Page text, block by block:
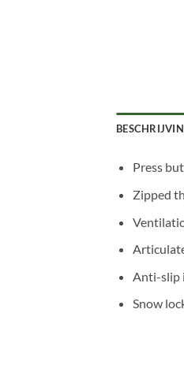
Press
Zipped
Anti-slip
Snow